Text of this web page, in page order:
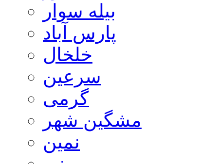
بیله سوار
پارس آباد
خلخال
سرعین
گرمی
مشگین شهر
نمین